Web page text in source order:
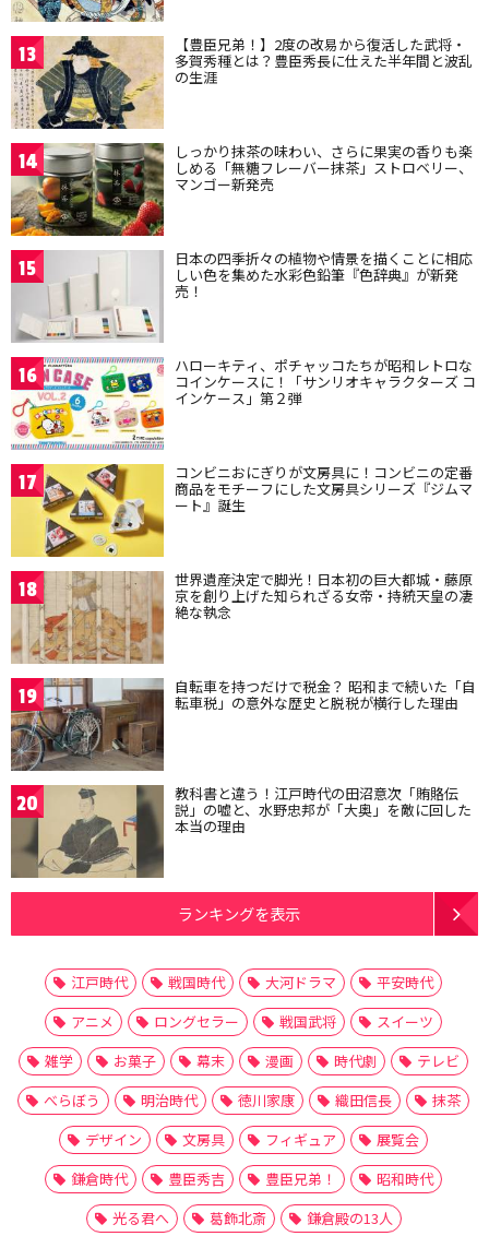
13 【豊臣兄弟！】2度の改易から復活した武将・
多賀秀種とは？豊臣秀長に仕えた半年間と波乱
の生涯
14 しっかり抹茶の味わい、さらに果実の香りも楽
しめる「無糖フレーバー抹茶」ストロベリー、
マンゴー新発売
15 日本の四季折々の植物や情景を描くことに相応
しい色を集めた水彩色鉛筆『色辞典』が新発
売！
16 ハローキティ、ポチャッコたちが昭和レトロな
コインケースに！「サンリオキャラクターズ コ
インケース」第２弾
17 コンビニおにぎりが文房具に！コンビニの定番
商品をモチーフにした文房具シリーズ『ジムマ
ート』誕生
18 世界遺産決定で脚光！日本初の巨大都城・藤原
京を創り上げた知られざる女帝・持統天皇の凄
絶な執念
19 自転車を持つだけで税金？ 昭和まで続いた「自
転車税」の意外な歴史と脱税が横行した理由
20 教科書と違う！江戸時代の田沼意次「賄賂伝
説」の嘘と、水野忠邦が「大奥」を敵に回した
本当の理由
ランキングを表示
江戸時代 戦国時代 大河ドラマ
平安時代
アニメ
ロングセラー 戦国武将
スイーツ
雑学
お菓子 幕末 漫画 時代劇
テレビ
べらぼう
明治時代 徳川家康 織田信長
抹茶
デザイン
文房具 フィギュア
展覧会
鎌倉時代
豊臣秀吉 豊臣兄弟！
昭和時代
光る君へ
葛飾北斎 鎌倉殿の13人